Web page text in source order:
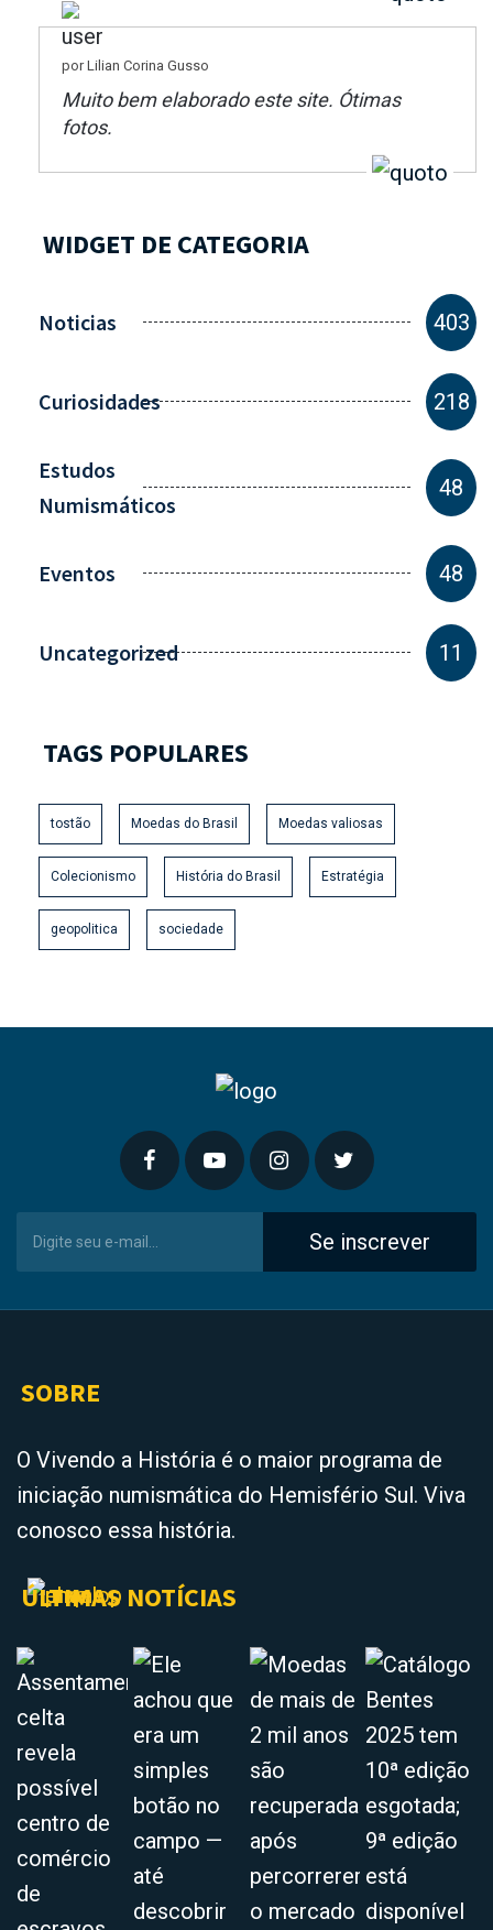
por Lilian Corina Gusso
Muito bem elaborado este site. Ótimas
fotos.
WIDGET DE CATEGORIA
Noticias 403
Curiosidades 218
Estudos
Numismáticos
48
Eventos 48
Uncategorized 11
TAGS POPULARES
tostão Moedas do Brasil Moedas valiosas
Colecionismo História do Brasil Estratégia
geopolitica sociedade
Se inscrever
SOBRE
O Vivendo a História é o maior programa de
iniciação numismática do Hemisfério Sul. Viva
conosco essa história.
ÚLTIMAS NOTÍCIAS